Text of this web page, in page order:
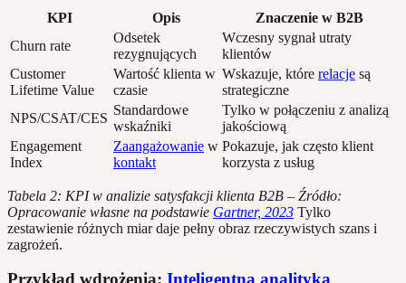
KPI Opis
Znaczenie w B2B
Churn rate
Odsetek
rezygnujących
Wczesny sygnał utraty
klientów
Customer
Lifetime Value
Wartość klienta w
czasie
Wskazuje, które relacje są
strategiczne
NPS/CSAT/CES
Standardowe
wskaźniki
Tylko w połączeniu z analizą
jakościową
Engagement
Index
Zaangażowanie w
kontakt
Pokazuje, jak często klient
korzysta z usług
Tabela 2: KPI w analizie satysfakcji klienta B2B – Źródło:
Opracowanie własne na podstawie Gartner, 2023 Tylko
zestawienie różnych miar daje pełny obraz rzeczywistych szans i
zagrożeń.